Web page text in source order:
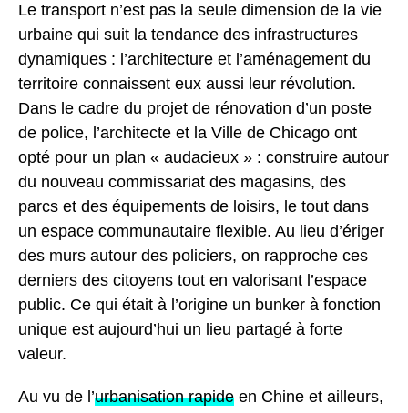
Le transport n’est pas la seule dimension de la vie
urbaine qui suit la tendance des infrastructures
dynamiques : l’architecture et l’aménagement du
territoire connaissent eux aussi leur révolution.
Dans le cadre du projet de rénovation d’un poste
de police, l’architecte et la Ville de Chicago ont
opté pour un plan « audacieux » : construire autour
du nouveau commissariat des magasins, des
parcs et des équipements de loisirs, le tout dans
un espace communautaire flexible. Au lieu d’ériger
des murs autour des policiers, on rapproche ces
derniers des citoyens tout en valorisant l’espace
public. Ce qui était à l’origine un bunker à fonction
unique est aujourd’hui un lieu partagé à forte
valeur.
Au vu de l’urbanisation rapide en Chine et ailleurs,